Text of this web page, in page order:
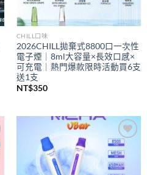
CHILL口味
2026CHILL拋棄式8800口一次性
電子煙｜8ml大容量×長效口感×
可充電｜熱門爆款限時活動買6支
送1支
NT$350
Add to
wishlist